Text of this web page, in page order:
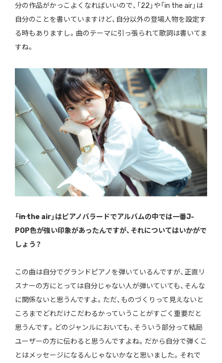
分の作品がかっこよくなればいいので、「22」や「in the air」は
自分のことを書いていますけど、自分以外の登場人物を設定す
る時もありますし。曲のテーマに引っ張られて歌詞は書いてま
すね。
――「in the air」はピアノバラードでアルバムの中では一番J-
POP色が強い印象があったんですが、それについてはいかがで
しょう？
この曲は自分でグランドピアノを弾いているんですが、正直リ
スナーの方にとっては自分じゃない人が弾いていても、そんな
に関係ないと思うんですよ。ただ、ものづくりって見えないと
ころまでどれだけこだわるかっていうことがすごく重要だと
思うんです。どのジャンルにおいても、そういう部分って結局
ユーザーの方に伝わると思うんですよね。だから自分で弾くこ
とはメッセージになるんじゃないかなと思いました。それで